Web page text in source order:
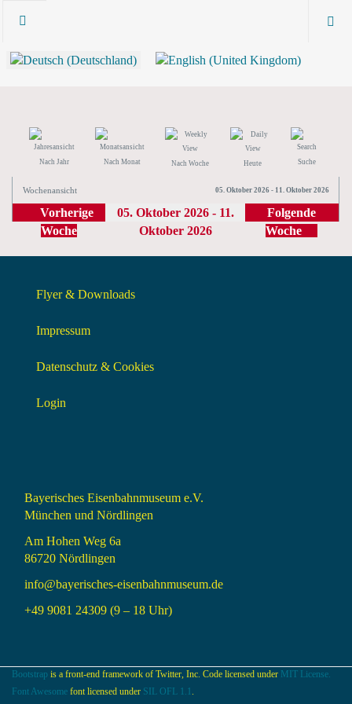
Nach Jahr Nach Monat Nach Woche Heute Suche
Wochenansicht 05. Oktober 2026 - 11. Oktober 2026
Vorherige
Woche
05. Oktober 2026 - 11.
Oktober 2026
Folgende
Woche
Flyer & Downloads
Impressum
Datenschutz & Cookies
Login
Bayerisches Eisenbahnmuseum e.V.
München und Nördlingen
Am Hohen Weg 6a
86720 Nördlingen
info@bayerisches-eisenbahnmuseum.de
+49 9081 24309 (9 – 18 Uhr)
Bootstrap is a front-end framework of Twitter, Inc. Code licensed under MIT License.
Font Awesome font licensed under SIL OFL 1.1 .